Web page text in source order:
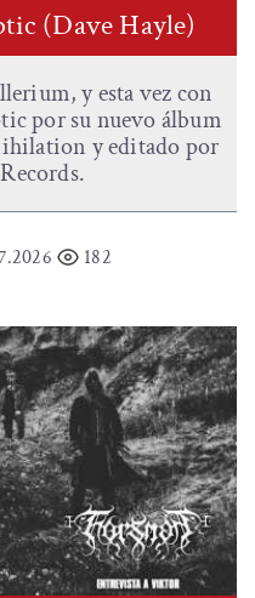
(Dave Hayle)
y esta vez con
por su nuevo álbum
y editado por
182